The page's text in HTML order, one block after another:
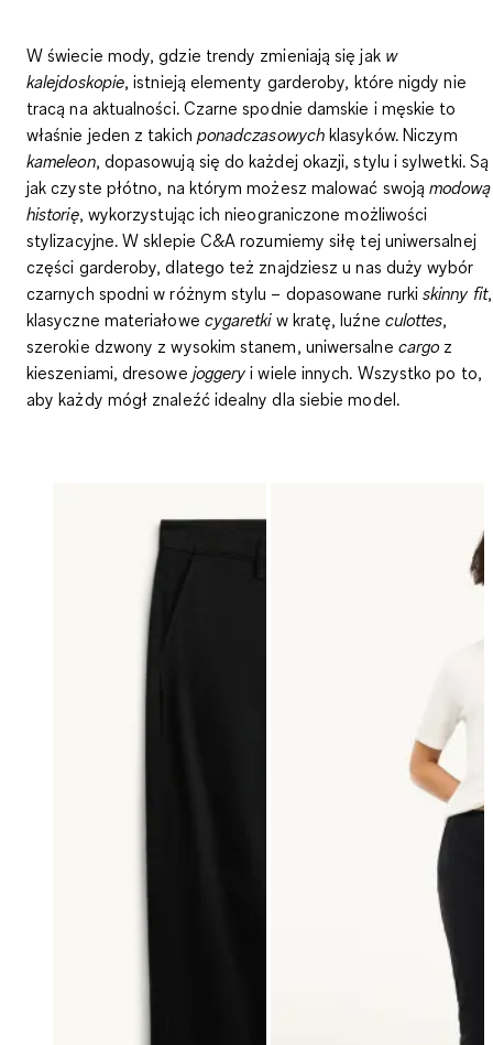
W świecie mody, gdzie trendy zmieniają się jak w
kalejdoskopie, istnieją elementy garderoby, które nigdy nie
tracą na aktualności. Czarne spodnie damskie i męskie to
właśnie jeden z takich ponadczasowychklasyków. Niczym
kameleon, dopasowują się do każdej okazji, stylu i sylwetki. Są
jak czyste płótno, na którym możesz malować swoją modową
historię, wykorzystując ich nieograniczone możliwości
stylizacyjne. W sklepie C&A rozumiemy siłę tej uniwersalnej
części garderoby, dlatego też znajdziesz u nas duży wybór
czarnych spodni w różnym stylu – dopasowane rurki skinny fit,
klasyczne materiałowe cygaretkiw kratę, luźne culottes,
szerokie dzwony z wysokim stanem, uniwersalne cargo z
kieszeniami, dresowe joggeryi wiele innych. Wszystko po to,
aby każdy mógł znaleźć idealny dla siebie model.